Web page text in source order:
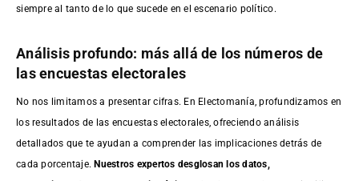
siempre al tanto de lo que sucede en el escenario político.
Análisis profundo: más allá de los números de
las encuestas electorales
No nos limitamos a presentar cifras. En Electomanía, profundizamos en
los resultados de las encuestas electorales, ofreciendo análisis
detallados que te ayudan a comprender las implicaciones detrás de
cada porcentaje.Nuestros expertos desglosan los datos,